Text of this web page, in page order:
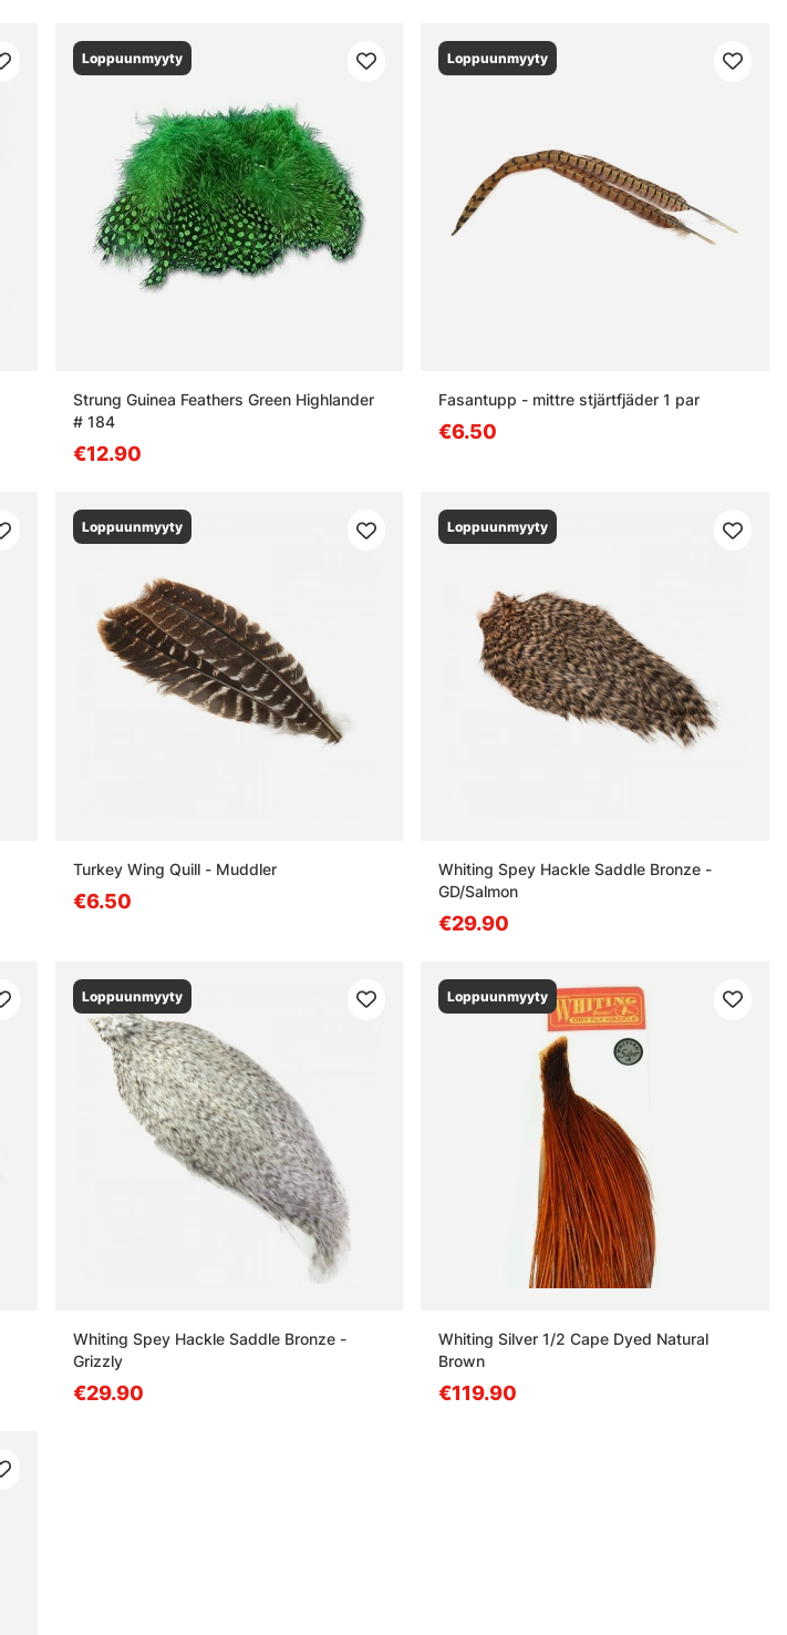
Loppuunmyyty
Strung Guinea Feathers Green Highlander
# 184
€12.90
Loppuunmyyty
Fasantupp - mittre stjärtfjäder 1 par
€6.50
Loppuunmyyty
Turkey Wing Quill - Muddler
€6.50
Loppuunmyyty
Whiting Spey Hackle Saddle Bronze -
GD/Salmon
€29.90
Loppuunmyyty
Whiting Spey Hackle Saddle Bronze -
Grizzly
€29.90
Loppuunmyyty
Whiting Silver 1/2 Cape Dyed Natural
Brown
€119.90